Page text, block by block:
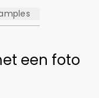
een foto